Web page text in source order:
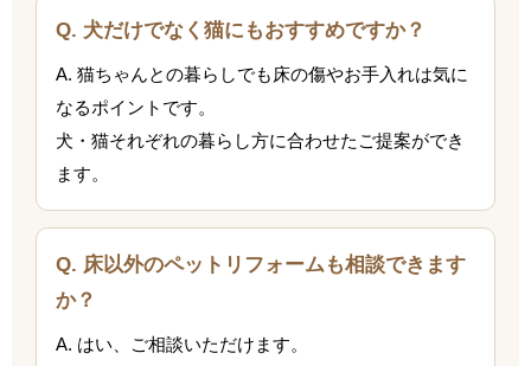
Q. 犬だけでなく猫にもおすすめですか？
A. 猫ちゃんとの暮らしでも床の傷やお手入れは気に
なるポイントです。
犬・猫それぞれの暮らし方に合わせたご提案ができ
ます。
Q. 床以外のペットリフォームも相談できます
か？
A. はい、ご相談いただけます。